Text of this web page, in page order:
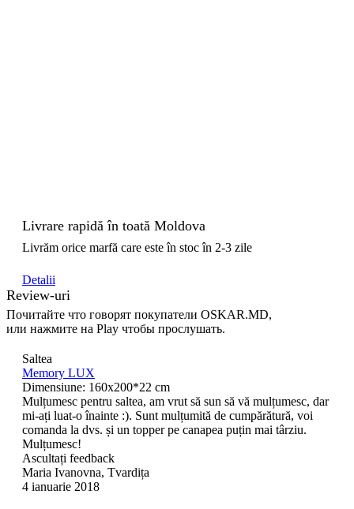
Livrare rapidă în toată Moldova
Livrăm orice marfă care este în stoc în 2-3 zile
Detalii
Review-uri
Почитайте что говорят покупатели OSKAR.MD,
или нажмите на Play чтобы прослушать.
Saltea
Memory LUX
Dimensiune: 160x200*22 cm
Mulțumesc pentru saltea, am vrut să sun să vă mulțumesc, dar
mi-ați luat-o înainte :). Sunt mulțumită de cumpărătură, voi
comanda la dvs. și un topper pe canapea puțin mai târziu.
Mulțumesc!
Ascultați feedback
Maria Ivanovna, Tvardița
4 ianuarie 2018